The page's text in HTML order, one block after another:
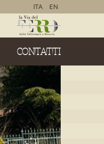
ITA EN
CONTATTI